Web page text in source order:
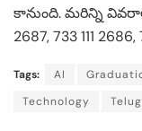
కానుంది. మరిన్ని
2687, 733 111 2686,
Tags: AI
Technology